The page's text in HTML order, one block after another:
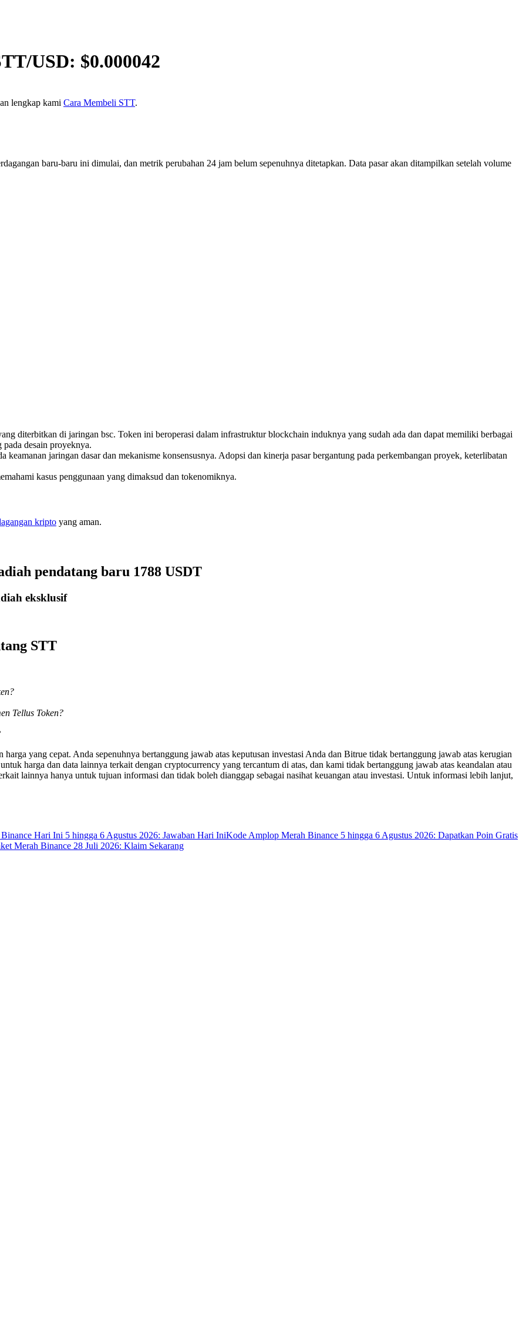
/USD: $0.000042
lengkap kami Cara Membeli STT.
baru-baru ini dimulai, dan metrik perubahan 24 jam belum sepenuhnya ditetapkan. Data pasar akan ditampilkan setelah volume
diterbitkan di jaringan bsc. Token ini beroperasi dalam infrastruktur blockchain induknya yang sudah ada dan dapat memiliki berbagai
pada desain proyeknya.
keamanan jaringan dasar dan mekanisme konsensusnya. Adopsi dan kinerja pasar bergantung pada perkembangan proyek, keterlibatan
kasus penggunaan yang dimaksud dan tokenomiknya.
kripto yang aman.
pendatang baru 1788 USDT
eksklusif
STT
Tellus Token?
yang cepat. Anda sepenuhnya bertanggung jawab atas keputusan investasi Anda dan Bitrue tidak bertanggung jawab atas kerugian
harga dan data lainnya terkait dengan cryptocurrency yang tercantum di atas, dan kami tidak bertanggung jawab atas keandalan atau
lainnya hanya untuk tujuan informasi dan tidak boleh dianggap sebagai nasihat keuangan atau investasi. Untuk informasi lebih lanjut,
Hari Ini 5 hingga 6 Agustus 2026: Jawaban Hari IniKode Amplop Merah Binance 5 hingga 6 Agustus 2026: Dapatkan Poin Gratis
Merah Binance 28 Juli 2026: Klaim Sekarang